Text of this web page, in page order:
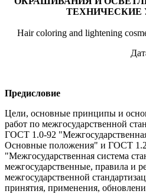
ТЕХНИЧЕСКИЕ
Hair coloring and lightening
Предисловие
Цели, основные принципы и
работ по межгосударственной
ГОСТ 1.0-92
Основные положения" и ГОСТ
"Межгосударственная система
межгосударственные, правила и
межгосударственной
принятия, применения,